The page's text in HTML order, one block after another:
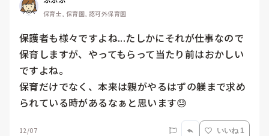
保育士, 保育園, 認可外保育園
保護者も様々ですよね...たしかにそれが仕事なので
保育しますが、やってもらって当たり前はおかしい
ですよね。
保育だけでなく、本来は親がやるはずの躾まで求め
られている時があるなぁと思います😓
12/07 いいね 1